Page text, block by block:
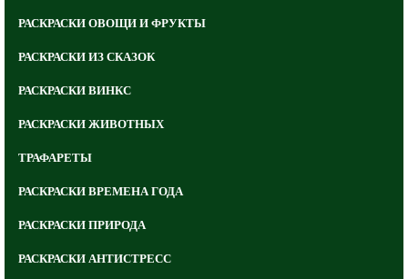
РАСКРАСКИ ОВОЩИ И ФРУКТЫ
РАСКРАСКИ ИЗ СКАЗОК
РАСКРАСКИ ВИНКС
РАСКРАСКИ ЖИВОТНЫХ
ТРАФАРЕТЫ
РАСКРАСКИ ВРЕМЕНА ГОДА
РАСКРАСКИ ПРИРОДА
РАСКРАСКИ АНТИСТРЕСС